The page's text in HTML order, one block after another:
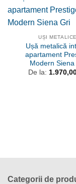
UȘI METALICE
Ușă metalică
apartament
Modern Siena
De la:
Categorii de